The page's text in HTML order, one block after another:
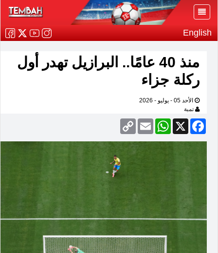
English
منذ 40 عامًا.. البرازيل تهدر أول
ركلة جزاء
الأحد 05 - يوليو - 2026
تمبة
Facebook
X
WhatsApp
Email
Copy
Link